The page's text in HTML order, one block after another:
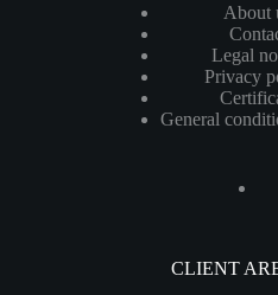
About
Legal
Privacy
General
CLIENT